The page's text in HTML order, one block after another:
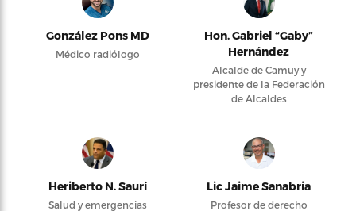
González Pons MD
Médico radiólogo
Hon. Gabriel “Gaby”
Hernández
Alcalde de Camuy y
presidente de la Federación
de Alcaldes
Heriberto N. Saurí
Salud y emergencias
Lic Jaime Sanabria
Profesor de derecho